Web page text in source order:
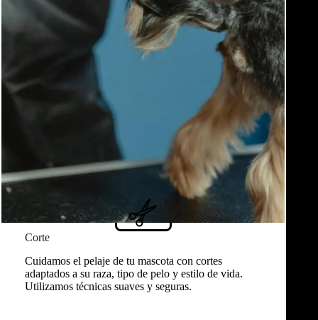
Corte
Cuidamos el pelaje de tu mascota con cortes
adaptados a su raza, tipo de pelo y estilo de vida.
Utilizamos técnicas suaves y seguras.